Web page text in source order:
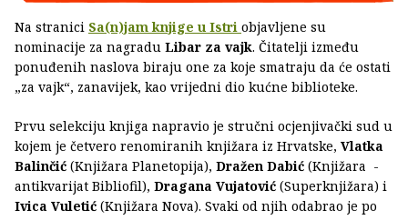
Na stranici Sa(n)jam knjige u Istri objavljene su
nominacije za nagradu Libar za vajk. Čitatelji između
ponuđenih naslova biraju one za koje smatraju da će ostati
„za vajk“, zanavijek, kao vrijedni dio kućne biblioteke.
Prvu selekciju knjiga napravio je stručni ocjenjivački sud u
kojem je četvero renomiranih knjižara iz Hrvatske, Vlatka
Balinčić (Knjižara Planetopija), Dražen Dabić (Knjižara -
antikvarijat Bibliofil), Dragana Vujatović (Superknjižara) i
Ivica Vuletić (Knjižara Nova). Svaki od njih odabrao je po